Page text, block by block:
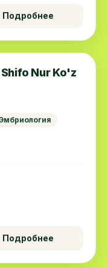
Подробнее
Nur Ko'z
Подробнее